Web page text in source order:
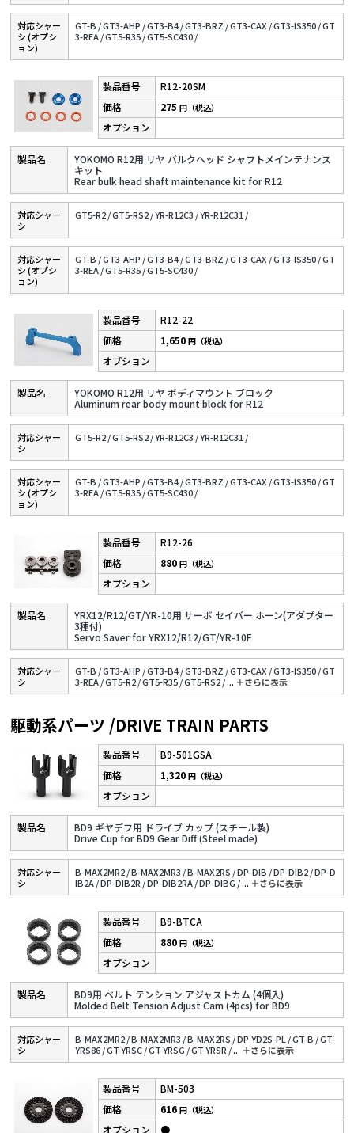
対応シャー
シ (オプシ
ョン)
GT-B /GT3-AHP /GT3-B4 /GT3-BRZ /GT3-CAX /GT3-IS350 /GT
3-REA /GT5-R35 /GT5-SC430 /
R12-20SM
YOKOMO R12用 リヤ バルクヘッド シャフトメインテナンス
キット
Rear bulk head shaft maintenance kit for R12
275円（税込）
対応シャー
シ
GT5-R2 /GT5-RS2 /YR-R12C3 /YR-R12C31 /
対応シャー
シ (オプシ
ョン)
GT-B /GT3-AHP /GT3-B4 /GT3-BRZ /GT3-CAX /GT3-IS350 /GT
3-REA /GT5-R35 /GT5-SC430 /
R12-22
YOKOMO R12用 リヤ ボディマウント ブロック
Aluminum rear body mount block for R12
1,650円（税込）
対応シャー
シ
GT5-R2 /GT5-RS2 /YR-R12C3 /YR-R12C31 /
対応シャー
シ (オプシ
ョン)
GT-B /GT3-AHP /GT3-B4 /GT3-BRZ /GT3-CAX /GT3-IS350 /GT
3-REA /GT5-R35 /GT5-SC430 /
R12-26
YRX12/R12/GT/YR-10用 サーボ セイバー ホーン(アダプター
3種付)
Servo Saver for YRX12/R12/GT/YR-10F
880円（税込）
対応シャー
シ
GT-B /GT3-AHP /GT3-B4 /GT3-BRZ /GT3-CAX /GT3-IS350 /GT
3-REA /GT5-R2 /GT5-R35 /GT5-RS2 /... ＋さらに表⽰
駆動系パーツ /DRIVE TRAIN PARTS
B9-501GSA
BD9 ギヤデフ用 ドライブ カップ (スチール製)
Drive Cup for BD9 Gear Diff (Steel made)
1,320円（税込）
対応シャー
シ
B-MAX2MR2 /B-MAX2MR3 /B-MAX2RS /DP-DIB /DP-DIB2 /DP-D
IB2A /DP-DIB2R /DP-DIB2RA /DP-DIBG /... ＋さらに表⽰
B9-BTCA
BD9用 ベルト テンション アジャストカム (4個入)
Molded Belt Tension Adjust Cam (4pcs) for BD9
880円（税込）
対応シャー
シ
B-MAX2MR2 /B-MAX2MR3 /B-MAX2RS /DP-YD2S-PL /GT-B /GT-
YRS86 /GT-YRSC /GT-YRSG /GT-YRSR /... ＋さらに表⽰
BM-503
616円（税込）
●